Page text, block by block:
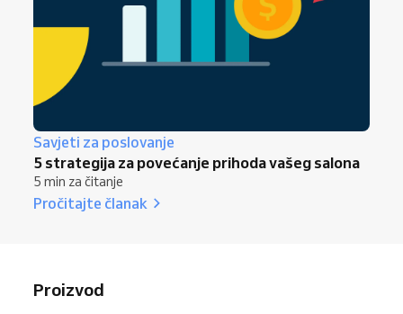
Savjeti za poslovanje
5 strategija za povećanje prihoda vašeg salona
5 min za čitanje
Pročitajte članak
Proizvod